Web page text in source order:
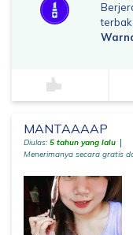
MANTAAAAP
Diulas: 5 tahun yang lalu
Menerimanya secara gratis